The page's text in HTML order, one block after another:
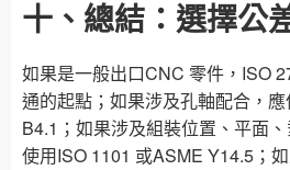
十、總結：選擇公
如果是一般出口CNC 零件，ISO
通的起點；如果涉及孔軸配合，
B4.1；如果涉及組裝位置、平面
使用ISO 1101 或ASME Y14.5；